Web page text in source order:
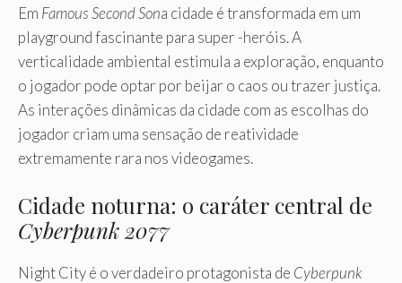
Em Famous Second Sona cidade é transformada em um
playground fascinante para super -heróis. A
verticalidade ambiental estimula a exploração, enquanto
o jogador pode optar por beijar o caos ou trazer justiça.
As interações dinâmicas da cidade com as escolhas do
jogador criam uma sensação de reatividade
extremamente rara nos videogames.
Cidade noturna: o caráter central de
Cyberpunk 2077
Night City é o verdadeiro protagonista de Cyberpunk